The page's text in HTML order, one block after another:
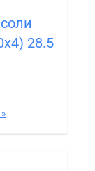
28.5